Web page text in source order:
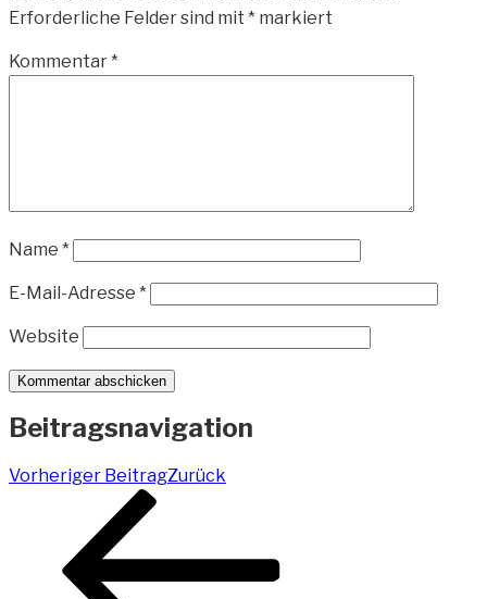
Erforderliche Felder sind mit * markiert
Kommentar*
Name *
E-Mail-Adresse *
Website
Beitragsnavigation
Vorheriger BeitragZurück